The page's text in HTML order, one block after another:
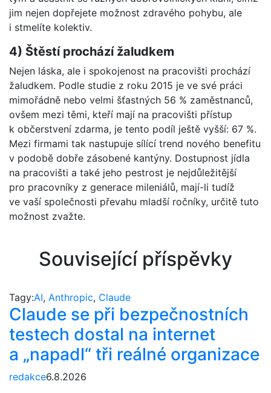
jim nejen dopřejete možnost zdravého pohybu, ale
i stmelíte kolektiv.
4) Štěstí prochází žaludkem
Nejen láska, ale i spokojenost na pracovišti prochází
žaludkem. Podle studie z roku 2015 je ve své práci
mimořádně nebo velmi šťastných 56 % zaměstnanců,
ovšem mezi těmi, kteří mají na pracovišti přístup
k občerstvení zdarma, je tento podíl ještě vyšší: 67 %.
Mezi firmami tak nastupuje sílící trend nového benefitu
v podobě dobře zásobené kantýny. Dostupnost jídla
na pracovišti a také jeho pestrost je nejdůležitější
pro pracovníky z generace mileniálů, mají-li tudíž
ve vaší společnosti převahu mladší ročníky, určitě tuto
možnost zvažte.
Související příspěvky
Tagy:AI, Anthropic, Claude
Claude se při bezpečnostních
testech dostal na internet
a „napadl“ tři reálné organizace
redakce6.8.2026